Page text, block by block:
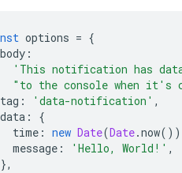
options = {
body :
'This notification has
"to the console when it's
tag : 'data-notification' ,
data :
{
time : new Date(Date.now
message : 'Hello, World!' ,
},